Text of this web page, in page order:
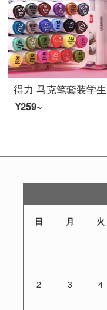
¥259~
日 月 火
2 3 4